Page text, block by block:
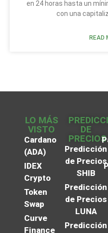
en 24 horas hasta un
con una
READ
LO MÁS
VISTO
Cardano
(ADA)
IDEX
Crypto
Token
Swap
Curve
Finance
DE
PRECIOS
Predicción
de Precios
SHIB
Predicción
de Precios
LUNA
Predicción